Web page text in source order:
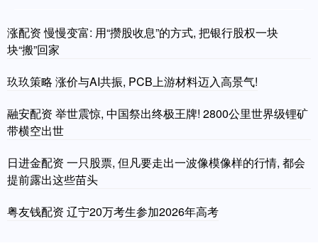
涨配资 慢慢变富: 用“攒股收息”的方式, 把银行股权一块
块“搬”回家
玖玖策略 涨价与AI共振, PCB上游材料迈入高景气!
融安配资 举世震惊, 中国祭出终极王牌! 2800公里世界级锂矿
带横空出世
日进金配资 一只股票, 但凡要走出一波像模像样的行情, 都会
提前露出这些苗头
粤友钱配资 辽宁20万考生参加2026年高考